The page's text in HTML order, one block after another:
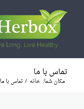
تماس با ما
مکان شما: خانه / تماس با ما